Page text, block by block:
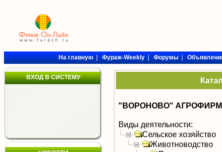
На главную|Фураж-Weekly|Форумы|
ВХОД В СИСТЕМУ
"ВОРОНОВО"
Виды деятельности:
Сельское хозяйство
Животноводство